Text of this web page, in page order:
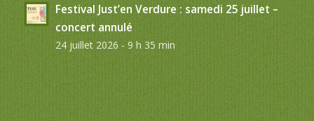
Festival Just’en Verdure : samedi 25 juillet –
concert annulé
24 juillet 2026 - 9 h 35 min